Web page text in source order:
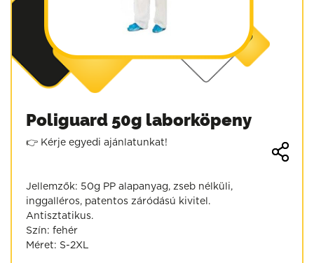
Poliguard 50g laborköpeny
👉 Kérje egyedi ajánlatunkat!
Jellemzők: 50g PP alapanyag, zseb nélküli,
inggalléros, patentos záródású kivitel.
Antisztatikus.
Szín: fehér
Méret: S-2XL